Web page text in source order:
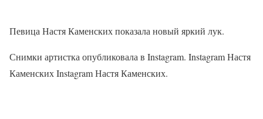
Певица Настя Каменских показала новый яркий лук.
Снимки артистка опубликовала в Instagram. Instagram Настя
Каменских Instagram Настя Каменских.